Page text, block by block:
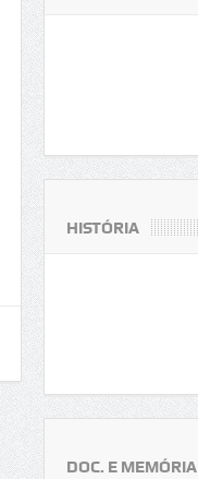
HISTÓRIA
DOC. E MEMÓRIA